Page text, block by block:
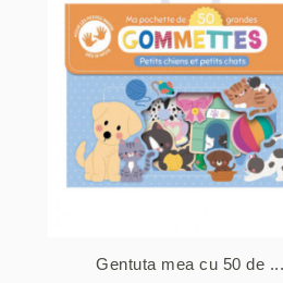
Gentuta mea cu 50 de ...